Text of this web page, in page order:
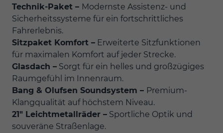
Technik-Paket – Modernste Assistenz- und
Sicherheitssysteme für ein fortschrittliches
Fahrerlebnis.
Sitzpaket Komfort – Erweiterte Sitzfunktionen
für maximalen Komfort auf jeder Strecke.
Glasdach – Sorgt für ein helles und großzügiges
Raumgefühl im Innenraum.
Bang & Olufsen Soundsystem – Premium-
Klangqualität auf höchstem Niveau.
21" Leichtmetallräder – Sportliche Optik und
souveräne Straßenlage.